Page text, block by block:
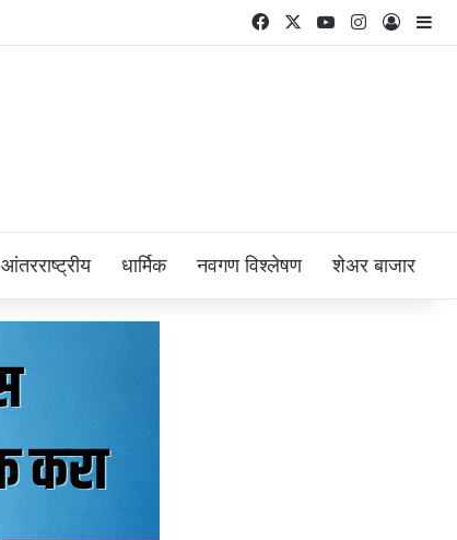
FacebookYouTubeInstagram
Log In
आंतरराष्ट्रीय धार्मिक नवगण विश्लेषण शेअर बाजार